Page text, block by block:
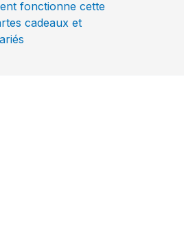
fonctionne cette
cadeaux et